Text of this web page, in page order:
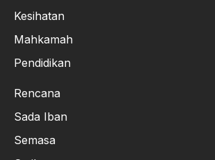
Kesihatan
Mahkamah
Pendidikan
Rencana
Sada Iban
Semasa